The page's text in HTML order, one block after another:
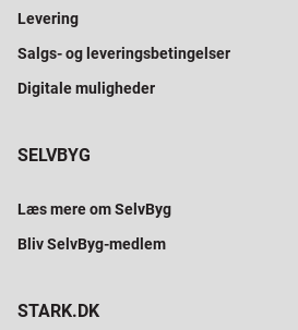
Levering
Salgs- og leveringsbetingelser
Digitale muligheder
SELVBYG
Læs mere om SelvByg
Bliv SelvByg-medlem
STARK.DK